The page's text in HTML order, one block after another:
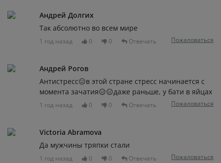
Андрей Долгих
Так абсолютно во всем мире
1 год назад 0 0 Отвечать Пожаловаться
Андрей Рогов
Антистресс😑в этой стране стресс начинается с
момента зачатия😑😑даже раньше, у бати в яйцах
1 год назад 0 0 Отвечать Пожаловаться
Victoria Abramova
Да мужчины тряпки стали
1 год назад 0 0 Отвечать Пожаловаться